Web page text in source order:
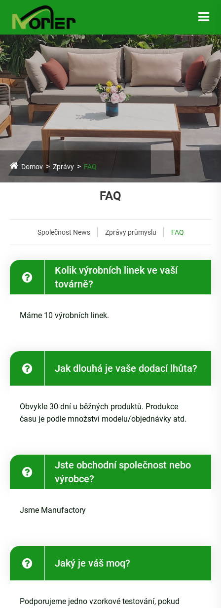
Domov Zprávy FAQ
FAQ
Společnost News Zprávy průmyslu FAQ
Kolik výrobních linek ve vaší
továrně?
Máme 10 výrobních linek.
Jak dlouhá je vaše dodací lhůta?
Obvykle 30 dní u běžných produktů. Produkce
času je podle množství modelu/objednávky atd.
Jste obchodní společnost nebo
výrobce?
Jsme Manufactory
Jaký je váš moq?
Podporujeme jedno vzorkové testování, pokud